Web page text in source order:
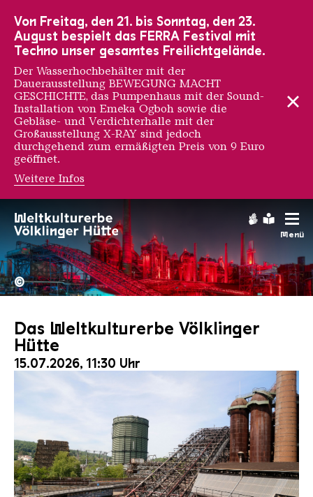
Menü
Hochofengruppe in Rot
Copyright:
©
Das Weltkulturerbe Völklinger
Hütte
15.07.2026, 11:30 Uhr
Von Freitag, den 21. bis Sonntag, den 23.
August bespielt das FERRA Festival mit
Techno unser gesamtes Freilichtgelände.
Der Wasserhochbehälter mit der
Dauerausstellung BEWEGUNG MACHT
GESCHICHTE, das Pumpenhaus mit der Sound-
Installation von Emeka Ogboh sowie die
Gebläse- und Verdichterhalle mit der
Großausstellung X-RAY sind jedoch
durchgehend zum ermäßigten Preis von 9 Euro
geöffnet.
Weitere Infos